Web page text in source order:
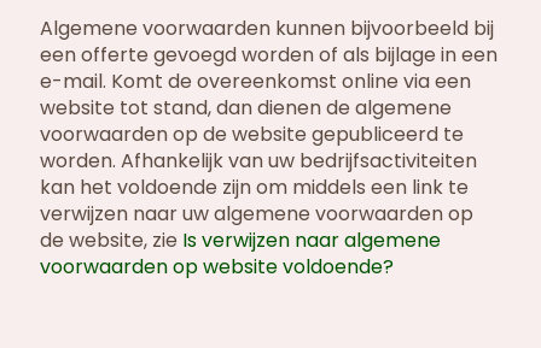
Algemene voorwaarden kunnen bijvoorbeeld bij
een offerte gevoegd worden of als bijlage in een
e-mail. Komt de overeenkomst online via een
website tot stand, dan dienen de algemene
voorwaarden op de website gepubliceerd te
worden. Afhankelijk van uw bedrijfsactiviteiten
kan het voldoende zijn om middels een link te
verwijzen naar uw algemene voorwaarden op
de website, zie Is verwijzen naar algemene
voorwaarden op website voldoende?